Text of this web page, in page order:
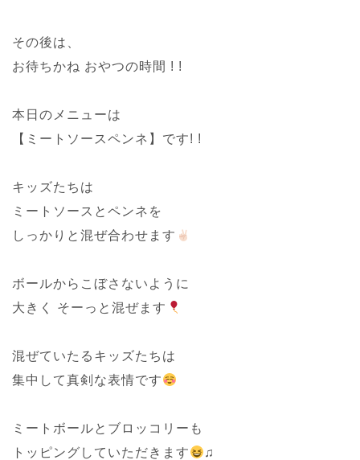
その後は、
お待ちかね おやつの時間 ! !
本日のメニューは
【ミートソースペンネ】です! !
キッズたちは
ミートソースとペンネを
しっかりと混ぜ合わせます
ボールからこぼさないように
大きく そーっと混ぜます
混ぜていたるキッズたちは
集中して真剣な表情です
ミートボールとブロッコリーも
トッピングしていただきます
♫